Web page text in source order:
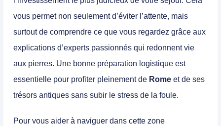
vous permet non seulement d’éviter l’attente, mais
surtout de comprendre ce que vous regardez grâce aux
explications d’experts passionnés qui redonnent vie
aux pierres. Une bonne préparation logistique est
essentielle pour profiter pleinement de Rome et de ses
trésors antiques sans subir le stress de la foule.
Pour vous aider à naviguer dans cette zone